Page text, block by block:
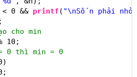
0 && printf ( "\nSố n phải nhỏ
cho min
10;
0 thì min = 0